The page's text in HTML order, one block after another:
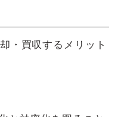
・買収するメリット